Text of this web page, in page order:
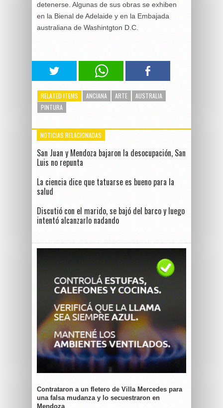
detenerse. Algunas de sus obras se exhiben
en la Bienal de Adelaide y en la Embajada
australiana de Washintgton D.C.
RELATED ITEMS ANCIANA ARTE
AUSTRALIA
PINTURA
NOTICIAS RELACIONADAS
San Juan y Mendoza bajaron la desocupación, San
Luis no repunta
La ciencia dice que tatuarse es bueno para la
salud
Discutió con el marido, se bajó del barco y luego
intentó alcanzarlo nadando
Contrataron a un fletero de Villa Mercedes para
una falsa mudanza y lo secuestraron en
Mendoza